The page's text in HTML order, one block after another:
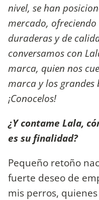
nivel, se han
mercado,
duraderas y de
conversamos con
marca, quien nos
marca y los grandes
¡Conocelos!
¿Y contame Lala,
es su finalidad?
Pequeño retoño
fuerte deseo de
mis perros,